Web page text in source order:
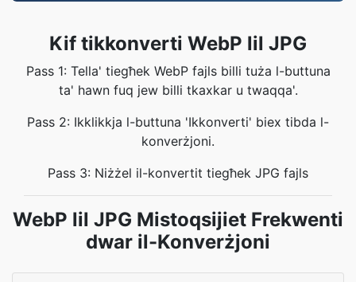
Kif tikkonverti WebP lil JPG
Pass 1: Tella' tiegħek WebP fajls billi tuża l-buttuna
ta' hawn fuq jew billi tkaxkar u twaqqa'.
Pass 2: Ikklikkja l-buttuna 'Ikkonverti' biex tibda l-
konverżjoni.
Pass 3: Niżżel il-konvertit tiegħek JPG fajls
WebP lil JPG Mistoqsijiet Frekwenti
dwar il-Konverżjoni